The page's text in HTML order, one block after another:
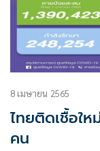
8 เมษายน 2565
ไทยติดเชื้อใ
คน